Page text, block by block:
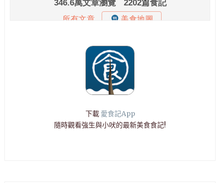
下載 愛食記App
隨時觀看強生與小吠的最新美食食記!